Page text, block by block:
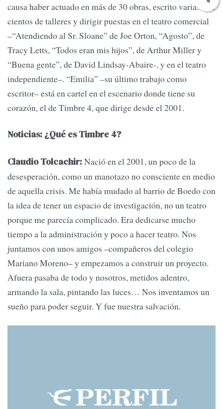
causa haber actuado en más de 30 obras, escrito varias, dar
cientos de talleres y dirigir puestas en el teatro comercial
–“Atendiendo al Sr. Sloane” de Joe Orton, “Agosto”, de
Tracy Letts, “Todos eran mis hijos”, de Arthur Miller y
“Buena gente”, de David Lindsay-Abaire-, y en el teatro
independiente–. “Emilia” –su último trabajo como
escritor– está en cartel en el escenario donde tiene su
corazón, el de Timbre 4, que dirige desde el 2001.
Noticias: ¿Qué es Timbre 4?
Claudio Tolcachir:Nació en el 2001, un poco de la
desesperación, como un manotazo no consciente en medio
de aquella crisis. Me había mudado al barrio de Boedo con
la idea de tener un espacio de investigación, no un teatro
porque me parecía complicado. Era dedicarse mucho
tiempo a la administración y poco a hacer teatro. Nos
juntamos con unos amigos –compañeros del colegio
Mariano Moreno– y empezamos a construir un proyecto.
Afuera pasaba de todo y nosotros, metidos adentro,
armando la sala, pintando las luces… Nos inventamos un
sueño para poder seguir. Y fue nuestra salvación.